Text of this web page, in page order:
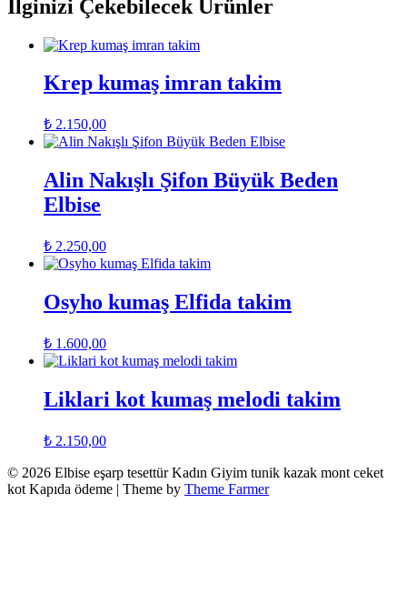
İlginizi Çekebilecek Ürünler
Krep kumaş imran takim
₺ 2.150,00
Alin Nakışlı Şifon Büyük Beden
Elbise
₺ 2.250,00
Osyho kumaş Elfida takim
₺ 1.600,00
Liklari kot kumaş melodi takim
₺ 2.150,00
© 2026 Elbise eşarp tesettür Kadın Giyim tunik kazak mont ceket
kot Kapıda ödeme | Theme by Theme Farmer